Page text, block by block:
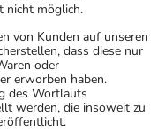
nicht möglich.
von Kunden auf unseren
dass diese nur
oder
erworben haben.
des Wortlauts
werden, die insoweit zu